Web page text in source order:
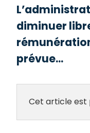
diminuer
prévue...
Cet article est